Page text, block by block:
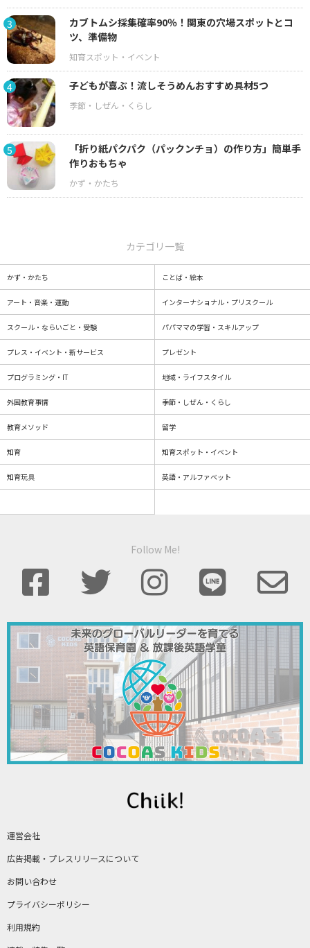
3
カブトムシ採集確率90％！関東の穴場スポットとコ
ツ、準備物
4 子どもが喜ぶ！流しそうめんおすすめ具材5つ
5
「折り紙パクパク（パックンチョ）の作り方」簡単手
作りおもちゃ
運営会社
広告掲載・プレスリリースについて
お問い合わせ
プライバシーポリシー
利用規約
カテゴリ一覧
かず・かたち ことば・絵本
アート・音楽・運動 インターナショナル・プリスクール
スクール・ならいごと・受験 パパママの学習・スキルアップ
プレス・イベント・新サービス プレゼント
プログラミング・IT 地域・ライフスタイル
外国教育事情 季節・しぜん・くらし
教育メソッド 留学
知育 知育スポット・イベント
知育玩具 英語・アルファベット
Follow Me!